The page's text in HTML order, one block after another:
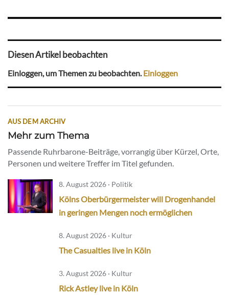
Diesen Artikel beobachten
Einloggen, um Themen zu beobachten. Einloggen
AUS DEM ARCHIV
Mehr zum Thema
Passende Ruhrbarone-Beiträge, vorrangig über Kürzel, Orte,
Personen und weitere Treffer im Titel gefunden.
8. August 2026 · Politik
Kölns Oberbürgermeister will Drogenhandel
in geringen Mengen noch ermöglichen
8. August 2026 · Kultur
The Casualties live in Köln
3. August 2026 · Kultur
Rick Astley live in Köln